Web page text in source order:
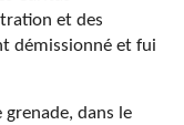
et des
démissionné et fui
grenade, dans le